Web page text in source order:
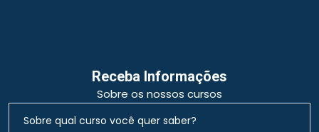
Receba Informações
Sobre os nossos cursos